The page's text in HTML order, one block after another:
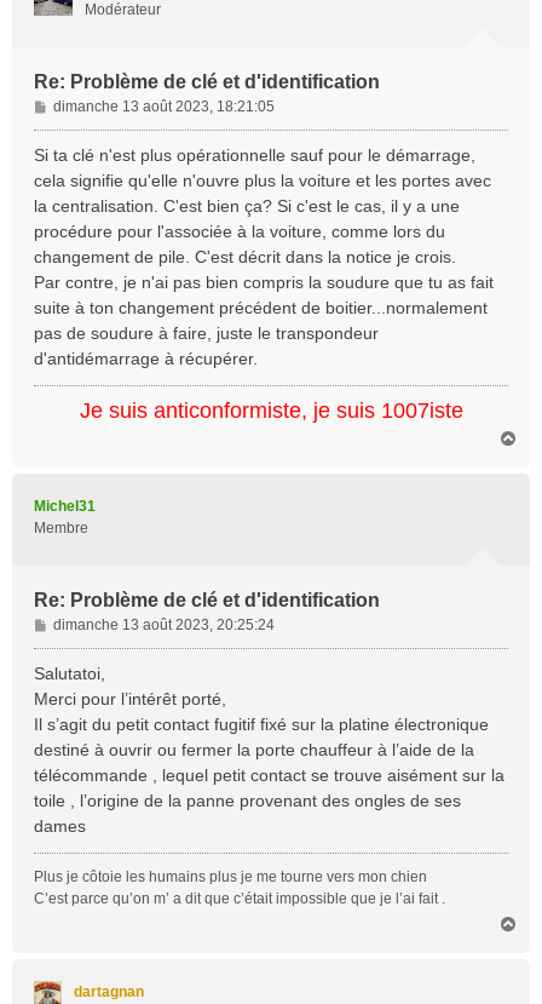
Modérateur
Re: Problème de clé et d'identification
M
e
s
s
g
e
dimanche 13 août 2023, 18:21:05
Si ta clé n'est plus opérationnelle sauf pour le démarrage,
cela signifie qu'elle n'ouvre plus la voiture et les portes avec
la centralisation. C'est bien ça? Si c'est le cas, il y a une
procédure pour l'associée à la voiture, comme lors du
changement de pile. C'est décrit dans la notice je crois.
Par contre, je n'ai pas bien compris la soudure que tu as fait
suite à ton changement précédent de boitier...normalement
pas de soudure à faire, juste le transpondeur
d'antidémarrage à récupérer.
Je suis anticonformiste, je suis 1007iste
Michel31
Membre
Re: Problème de clé et d'identification
M
e
s
g
e
dimanche 13 août 2023, 20:25:24
Salutatoi,
Merci pour l’intérêt porté,
Il s’agit du petit contact fugitif fixé sur la platine électronique
destiné à ouvrir ou fermer la porte chauffeur à l’aide de la
télécommande , lequel petit contact se trouve aisément sur la
toile , l’origine de la panne provenant des ongles de ses
dames
Plus je côtoie les humains plus je me tourne vers mon chien
C’est parce qu’on m’ a dit que c’était impossible que je l’ai fait .
dartagnan